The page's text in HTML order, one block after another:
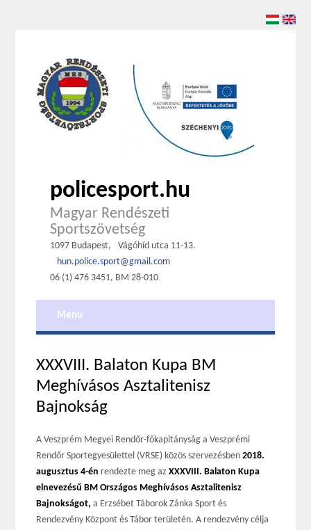
policesport.hu
Magyar Rendészeti
Sportszövetség
1097 Budapest,
Vágóhíd utca 11-13.
hun.police.sport@gmail.com
06 (1) 476 3451, BM 28-010
Menu
XXXVIII. Balaton Kupa BM
Meghívásos Asztalitenisz
Bajnokság
A Veszprém Megyei Rendőr-főkapitányság a Veszprémi
Rendőr Sportegyesülettel (VRSE) közös szervezésben2018.
augusztus 4-én rendezte meg az XXXVIII. Balaton Kupa
elnevezésű BM Országos Meghívásos Asztalitenisz
Bajnokságot, a Erzsébet Táborok Zánka Sport és
Rendezvény Központ és Tábor területén. A rendezvény célja